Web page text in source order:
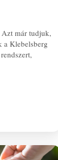
már tudjuk,
a Klebelsberg